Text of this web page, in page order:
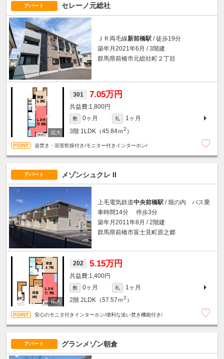
アパート セレーノ元総社
ＪＲ両毛線新前橋駅 / 徒歩19分
築年月2021年6月 / 3階建
群馬県前橋市元総社町２丁目
301 7.05万円
1,800円
敷 0ヶ月 礼
1ヶ月
3階 1LDK（45.84ｍ2 ）
追焚き・浴室乾燥付き/モニター付きインターホン/
アパート メゾンシュクレ II
上毛電気鉄道中央前橋駅 / 堀の内 バス乗
車時間14分 停歩3分
築年月2011年8月 / 2階建
群馬県前橋市富士見町原之郷
202 5.15万円
1,400円
敷 0ヶ月 礼
1ヶ月
2階 2LDK（57.57ｍ2 ）
安心のモニタ付きインターホン/便利な追い焚き機能付き/
アパート グランメゾン朝倉